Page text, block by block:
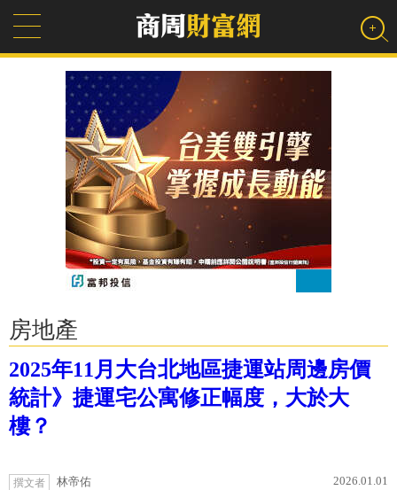
房地產
2025年11月大台北地區捷運站周邊房價
統計》捷運宅公寓修正幅度，大於大
樓？
撰文者 林帝佑 2026.01.01